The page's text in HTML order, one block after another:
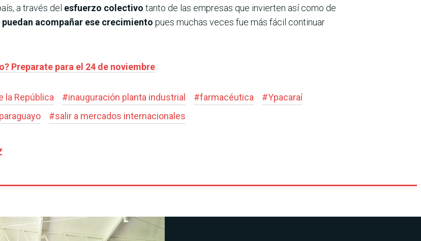
a través del esfuerzo colectivo tanto de las empresas que invierten así como de
puedan acompañar ese crecimiento pues muchas veces fue más fácil continuar
Preparate para el 24 de noviembre
la República #inauguración planta industrial #farmacéutica #Ypacaraí
#salir a mercados internacionales